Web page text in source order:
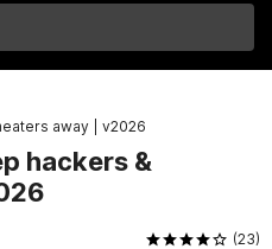
away | v2026
hackers &
(23)